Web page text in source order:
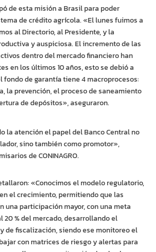
de esta misión a Brasil para poder
de crédito agrícola. «El lunes fuimos a
al Directorio, al Presidente, y la
y auspiciosa. El incremento de las
dentro del mercado financiero han
en los últimos 10 años, esto se debió a
fondo de garantía tiene 4 macroprocesos:
la prevención, el proceso de saneamiento
de depósitos», aseguraron.
la atención el papel del Banco Central no
sino también como promotor»,
de CONINAGRO.
«Conocimos el modelo regulatorio,
el crecimiento, permitiendo que las
una participación mayor, con una meta
20 % del mercado, desarrollando el
de fiscalización, siendo ese monitoreo el
con matrices de riesgo y alertas para